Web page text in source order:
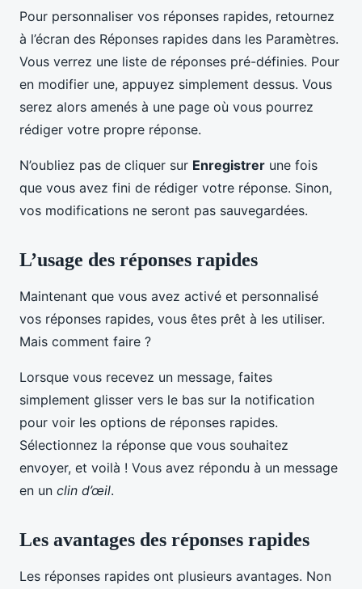
Pour personnaliser vos réponses rapides, retournez
à l’écran des Réponses rapides dans les Paramètres.
Vous verrez une liste de réponses pré-définies. Pour
en modifier une, appuyez simplement dessus. Vous
serez alors amenés à une page où vous pourrez
rédiger votre propre réponse.
N’oubliez pas de cliquer sur Enregistrer une fois
que vous avez fini de rédiger votre réponse. Sinon,
vos modifications ne seront pas sauvegardées.
L’usage des réponses rapides
Maintenant que vous avez activé et personnalisé
vos réponses rapides, vous êtes prêt à les utiliser.
Mais comment faire ?
Lorsque vous recevez un message, faites
simplement glisser vers le bas sur la notification
pour voir les options de réponses rapides.
Sélectionnez la réponse que vous souhaitez
envoyer, et voilà ! Vous avez répondu à un message
en un clin d’œil.
Les avantages des réponses rapides
Les réponses rapides ont plusieurs avantages. Non